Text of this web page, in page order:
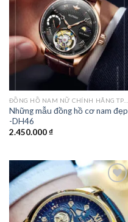
wishlist
Những mẫu đồng hồ cơ nam đẹp
-DH46
2.450.000₫
Add to